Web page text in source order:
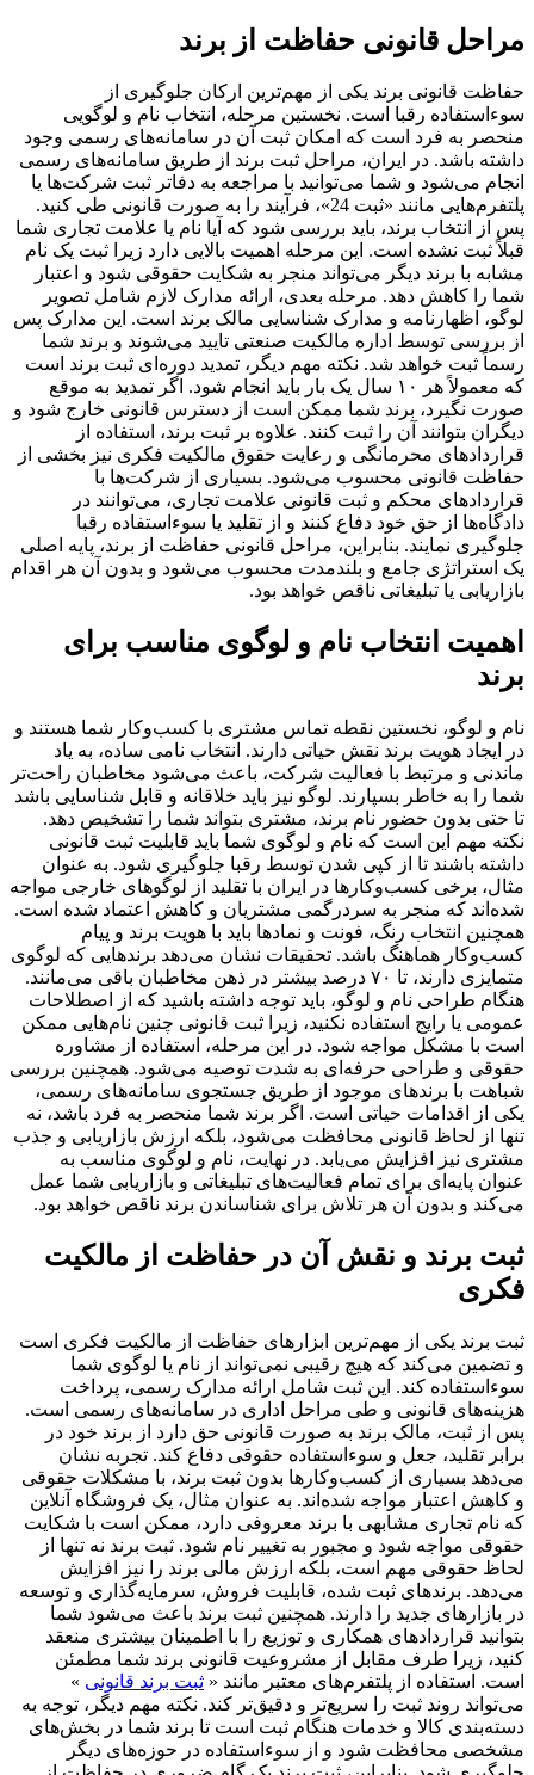
مراحل قانونی حفاظت از برند
حفاظت قانونی برند یکی از مهم‌ترین ارکان جلوگیری از
سوءاستفاده رقبا است. نخستین مرحله، انتخاب نام و لوگویی
منحصر به فرد است که امکان ثبت آن در سامانه‌های رسمی وجود
داشته باشد. در ایران، مراحل ثبت برند از طریق سامانه‌های رسمی
انجام می‌شود و شما می‌توانید با مراجعه به دفاتر ثبت شرکت‌ها یا
پلتفرم‌هایی مانند «ثبت 24»، فرآیند را به صورت قانونی طی کنید.
پس از انتخاب برند، باید بررسی شود که آیا نام یا علامت تجاری شما
قبلاً ثبت نشده است. این مرحله اهمیت بالایی دارد زیرا ثبت یک نام
مشابه با برند دیگر می‌تواند منجر به شکایت حقوقی شود و اعتبار
شما را کاهش دهد. مرحله بعدی، ارائه مدارک لازم شامل تصویر
لوگو، اظهارنامه و مدارک شناسایی مالک برند است. این مدارک پس
از بررسی توسط اداره مالکیت صنعتی تایید می‌شوند و برند شما
رسماً ثبت خواهد شد. نکته مهم دیگر، تمدید دوره‌ای ثبت برند است
که معمولاً هر ۱۰ سال یک بار باید انجام شود. اگر تمدید به موقع
صورت نگیرد، برند شما ممکن است از دسترس قانونی خارج شود و
دیگران بتوانند آن را ثبت کنند. علاوه بر ثبت برند، استفاده از
قراردادهای محرمانگی و رعایت حقوق مالکیت فکری نیز بخشی از
حفاظت قانونی محسوب می‌شود. بسیاری از شرکت‌ها با
قراردادهای محکم و ثبت قانونی علامت تجاری، می‌توانند در
دادگاه‌ها از حق خود دفاع کنند و از تقلید یا سوءاستفاده رقبا
جلوگیری نمایند. بنابراین، مراحل قانونی حفاظت از برند، پایه اصلی
یک استراتژی جامع و بلندمدت محسوب می‌شود و بدون آن هر اقدام
بازاریابی یا تبلیغاتی ناقص خواهد بود.
اهمیت انتخاب نام و لوگوی مناسب برای
برند
نام و لوگو، نخستین نقطه تماس مشتری با کسب‌وکار شما هستند و
در ایجاد هویت برند نقش حیاتی دارند. انتخاب نامی ساده، به یاد
ماندنی و مرتبط با فعالیت شرکت، باعث می‌شود مخاطبان راحت‌تر
شما را به خاطر بسپارند. لوگو نیز باید خلاقانه و قابل شناسایی باشد
تا حتی بدون حضور نام برند، مشتری بتواند شما را تشخیص دهد.
نکته مهم این است که نام و لوگوی شما باید قابلیت ثبت قانونی
داشته باشند تا از کپی شدن توسط رقبا جلوگیری شود. به عنوان
مثال، برخی کسب‌وکارها در ایران با تقلید از لوگوهای خارجی مواجه
شده‌اند که منجر به سردرگمی مشتریان و کاهش اعتماد شده است.
همچنین انتخاب رنگ، فونت و نمادها باید با هویت برند و پیام
کسب‌وکار هماهنگ باشد. تحقیقات نشان می‌دهد برندهایی که لوگوی
متمایزی دارند، تا ۷۰ درصد بیشتر در ذهن مخاطبان باقی می‌مانند.
هنگام طراحی نام و لوگو، باید توجه داشته باشید که از اصطلاحات
عمومی یا رایج استفاده نکنید، زیرا ثبت قانونی چنین نام‌هایی ممکن
است با مشکل مواجه شود. در این مرحله، استفاده از مشاوره
حقوقی و طراحی حرفه‌ای به شدت توصیه می‌شود. همچنین بررسی
شباهت با برندهای موجود از طریق جستجوی سامانه‌های رسمی،
یکی از اقدامات حیاتی است. اگر برند شما منحصر به فرد باشد، نه
تنها از لحاظ قانونی محافظت می‌شود، بلکه ارزش بازاریابی و جذب
مشتری نیز افزایش می‌یابد. در نهایت، نام و لوگوی مناسب به
عنوان پایه‌ای برای تمام فعالیت‌های تبلیغاتی و بازاریابی شما عمل
می‌کند و بدون آن هر تلاش برای شناساندن برند ناقص خواهد بود.
ثبت برند و نقش آن در حفاظت از مالکیت
فکری
ثبت برند یکی از مهم‌ترین ابزارهای حفاظت از مالکیت فکری است
و تضمین می‌کند که هیچ رقیبی نمی‌تواند از نام یا لوگوی شما
سوءاستفاده کند. این ثبت شامل ارائه مدارک رسمی، پرداخت
هزینه‌های قانونی و طی مراحل اداری در سامانه‌های رسمی است.
پس از ثبت، مالک برند به صورت قانونی حق دارد از برند خود در
برابر تقلید، جعل و سوءاستفاده حقوقی دفاع کند. تجربه نشان
می‌دهد بسیاری از کسب‌وکارها بدون ثبت برند، با مشکلات حقوقی
و کاهش اعتبار مواجه شده‌اند. به عنوان مثال، یک فروشگاه آنلاین
که نام تجاری مشابهی با برند معروفی دارد، ممکن است با شکایت
حقوقی مواجه شود و مجبور به تغییر نام شود. ثبت برند نه تنها از
لحاظ حقوقی مهم است، بلکه ارزش مالی برند را نیز افزایش
می‌دهد. برندهای ثبت شده، قابلیت فروش، سرمایه‌گذاری و توسعه
در بازارهای جدید را دارند. همچنین ثبت برند باعث می‌شود شما
بتوانید قراردادهای همکاری و توزیع را با اطمینان بیشتری منعقد
کنید، زیرا طرف مقابل از مشروعیت قانونی برند شما مطمئن
است. استفاده از پلتفرم‌های معتبر مانند « ثبت برند قانونی »
می‌تواند روند ثبت را سریع‌تر و دقیق‌تر کند. نکته مهم دیگر، توجه به
دسته‌بندی کالا و خدمات هنگام ثبت است تا برند شما در بخش‌های
مشخصی محافظت شود و از سوءاستفاده در حوزه‌های دیگر